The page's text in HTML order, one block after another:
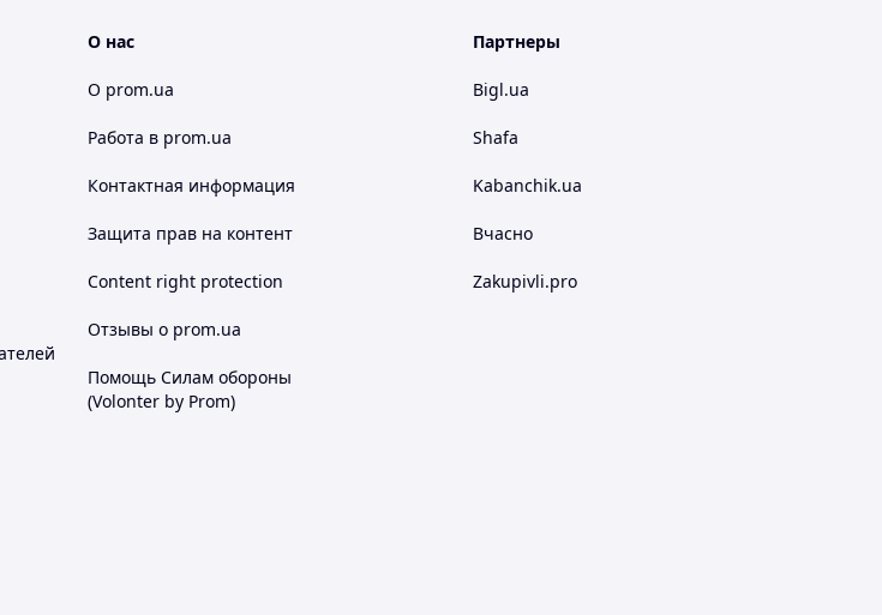
О нас
О prom.ua
Работа в prom.ua
Контактная информация
Защита прав на контент
Content right protection
Отзывы о prom.ua
Помощь Силам обороны
(Volonter by Prom)
Партнеры
Bigl.ua
Shafa
Kabanchik.ua
Вчасно
Zakupivli.pro